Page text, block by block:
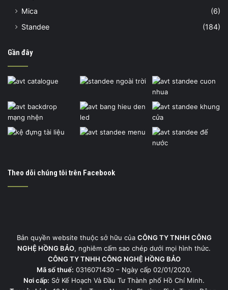
Mica
(6)
Standee
(184)
Gần đây
Theo dõi chúng tôi trên Facebook
Bản quyền website thuộc sở hữu của CÔNG TY TNHH CÔNG
NGHỆ HỒNG BẢO, nghiêm cấm sao chép dưới mọi hình thức.
CÔNG TY TNHH CÔNG NGHỆ HỒNG BẢO
Mã số thuế: 0316071430 – Ngày cấp 02/01/2020.
Nơi cấp: Sở Kế Hoạch Và Đầu Tư Thành phố Hồ Chí Minh.